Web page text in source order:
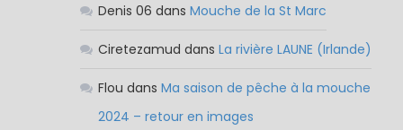
Denis 06 dans Mouche de la St Marc
Ciretezamud dans La rivière LAUNE (Irlande)
Flou dans Ma saison de pêche à la mouche
2024 – retour en images